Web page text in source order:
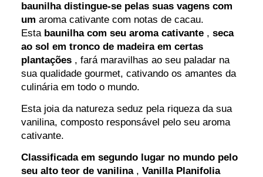
baunilha distingue-se pelas suas vagens com
um aroma cativante com notas de cacau.
Esta baunilha com seu aroma cativante ,seca
ao sol em tronco de madeira em certas
plantações , fará maravilhas ao seu paladar na
sua qualidade gourmet, cativando os amantes da
culinária em todo o mundo.
Esta joia da natureza seduz pela riqueza da sua
vanilina, composto responsável pelo seu aroma
cativante.
Classificada em segundo lugar no mundo pelo
seu alto teor de vanilina,Vanilla Planifolia